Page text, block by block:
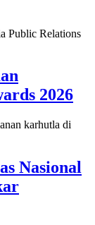
2026
Nasional